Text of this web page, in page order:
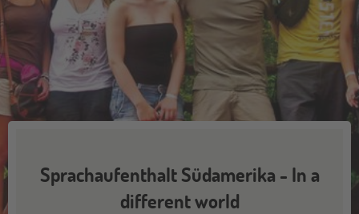
Sprachaufenthalt Südamerika - In a
different world